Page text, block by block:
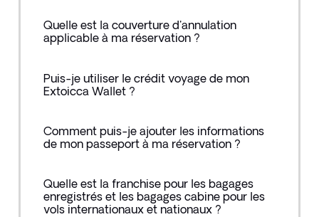
Quelle est la couverture d'annulation
applicable à ma réservation ?
Puis-je utiliser le crédit voyage de mon
Extoicca Wallet ?
Comment puis-je ajouter les informations
de mon passeport à ma réservation ?
Quelle est la franchise pour les bagages
enregistrés et les bagages cabine pour les
vols internationaux et nationaux ?